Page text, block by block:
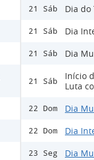
21 Sáb Dia do
21 Sáb Dia
21 Sáb Dia
21 Sáb
Início
Luta
22 Dom Dia
22 Dom Dia
23 Seg Dia